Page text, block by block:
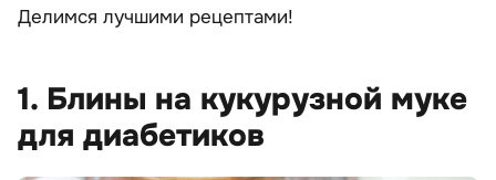
Делимся лучшими рецептами!
1. Блины на кукурузной муке
для диабетиков